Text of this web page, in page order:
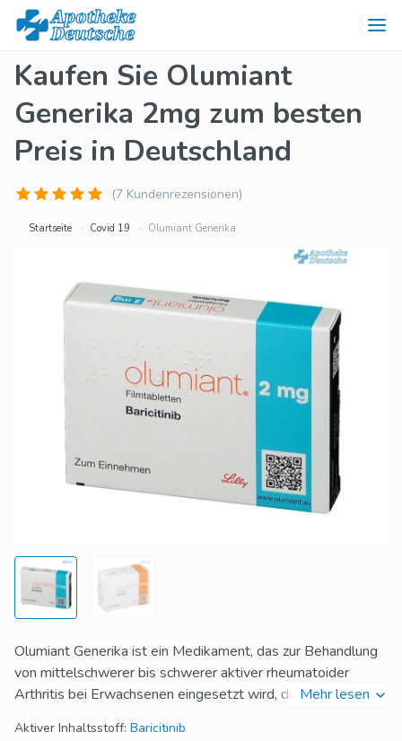
Kaufen Sie Olumiant
Generika 2mg zum besten
Preis in Deutschland
(7 Kundenrezensionen)
Startseite Covid 19 Olumiant Generika
Olumiant Generika ist ein Medikament, das zur Behandlung
von mittelschwerer bis schwerer aktiver rheumatoider
Arthritis bei Erwachsenen eingesetzt wird, die auf eine oder
Mehr lesen
Aktiver Inhaltsstoff: Baricitinib